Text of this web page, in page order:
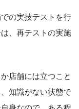
の実技テストを行
、再テストの実施
店舗には立つこと
知識がない状態で